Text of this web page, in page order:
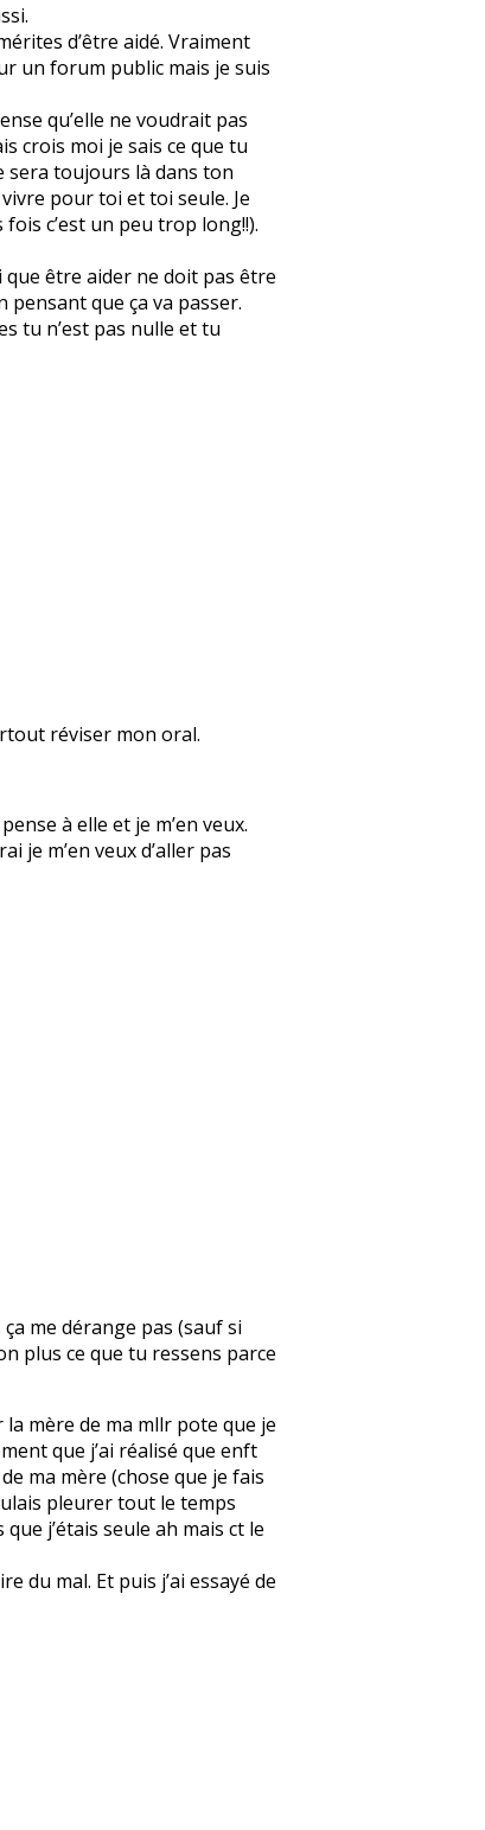
d’être aidé. Vraiment
un forum public mais je suis
qu’elle ne voudrait pas
crois moi je sais ce que tu
sera toujours là dans ton
pour toi et toi seule. Je
c’est un peu trop long!!).
être aider ne doit pas être
que ça va passer.
tu n’est pas nulle et tu
réviser mon oral.
à elle et je m’en veux.
je m’en veux d’aller pas
me dérange pas (sauf si
plus ce que tu ressens parce
la mère de ma mllr pote que je
que j’ai réalisé que enft
ma mère (chose que je fais
pleurer tout le temps
j’étais seule ah mais ct le
du mal. Et puis j’ai essayé de